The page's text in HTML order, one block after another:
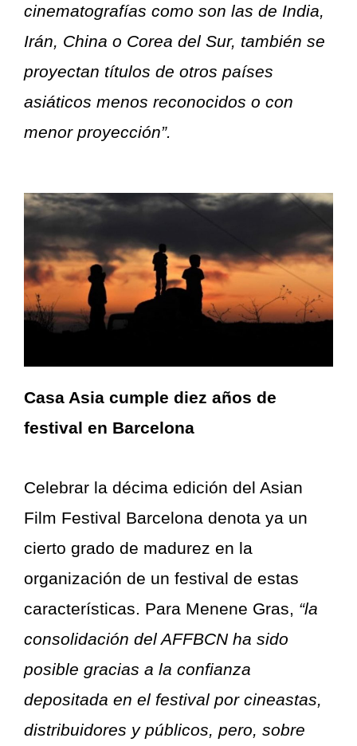
cinematografías como son las de India,
Irán, China o Corea del Sur, también se
proyectan títulos de otros países
asiáticos menos reconocidos o con
menor proyección”.
Casa Asia cumple diez años de
festival en Barcelona
Celebrar la décima edición del Asian
Film Festival Barcelona denota ya un
cierto grado de madurez en la
organización de un festival de estas
características. Para Menene Gras, “la
consolidación del AFFBCN ha sido
posible gracias a la confianza
depositada en el festival por cineastas,
distribuidores y públicos, pero, sobre